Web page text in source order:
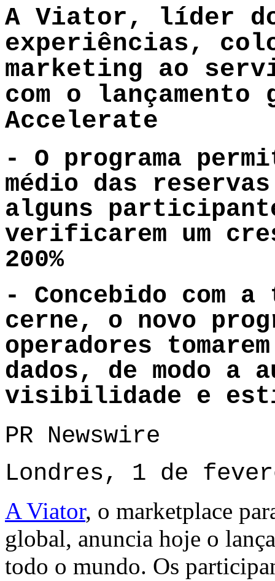
A Viator, líder do
experiências,
marketing ao
com o
Accelerate
- O programa
médio das
alguns
verificarem um
200%
- Concebido com
cerne, o novo
operadores
dados, de modo a
visibilidade e
PR Newswire
Londres, 1 de
A Viator, o marketplace
global, anuncia hoje o
todo o mundo. Os